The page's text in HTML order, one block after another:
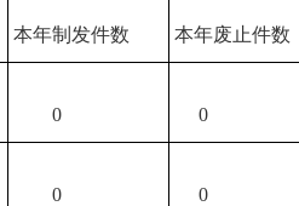
本年制发件数 本年废止件数
0 0
0 0